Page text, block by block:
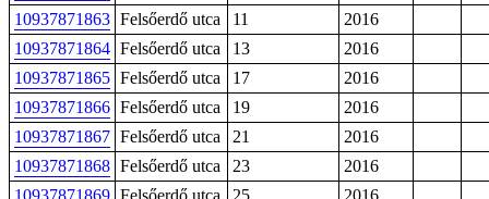
10937871863 Felsőerdő utca 11
2016
10937871864 Felsőerdő utca 13
2016
10937871865 Felsőerdő utca 17
2016
10937871866 Felsőerdő utca 19
2016
10937871867 Felsőerdő utca 21
2016
10937871868 Felsőerdő utca 23
2016
10937871869 Felsőerdő utca 25
2016